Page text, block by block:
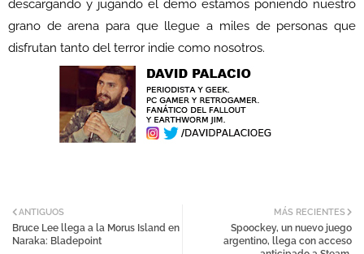
descargando y jugando el demo estamos poniendo nuestro
grano de arena para que llegue a miles de personas que
disfrutan tanto del terror indie como nosotros.
MÁS RECIENTES
Spoockey, un nuevo juego
argentino, llega con acceso
ANTIGUOS
Bruce Lee llega a la Morus Island en
Naraka: Bladepoint